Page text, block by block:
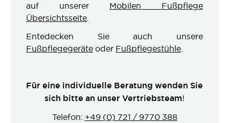
auf unserer Mobilen Fußpflege
Übersichtsseite.
Entedecken Sie auch unsere
Fußpflegegeräte oder Fußpflegestühle.
Für eine individuelle Beratung wenden Sie
sich bitte an unser Vertriebsteam!
Telefon: +49 (0) 721 / 9770 388